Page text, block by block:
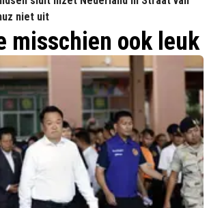
niet uit
misschien ook leuk